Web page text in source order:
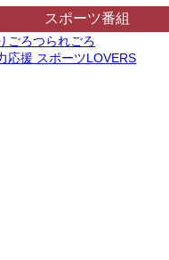
スポーツ番組
ごろつられごろ
応援 スポーツLOVERS